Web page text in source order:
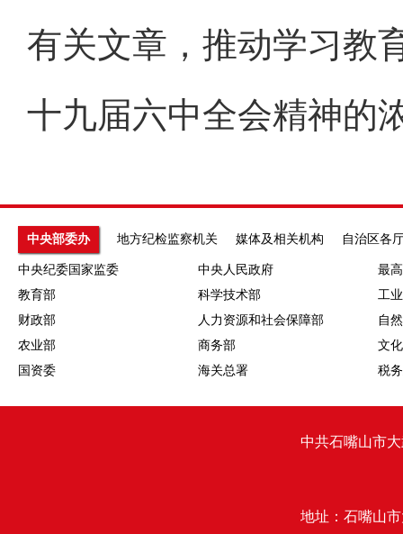
有关文章，推动学习教
十九届六中全会精神的
中央部委办 地方纪检监察机关 媒体及相关机构 自治区各
中央纪委国家监委 中央人民政府
最
教育部
科学技术部
工
财政部
人力资源和社会保障部
自
农业部
商务部
文
国资委
海关总署 税
中共石嘴山市
地址：石嘴山